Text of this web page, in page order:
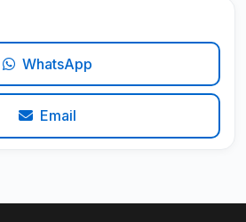
WhatsApp
Email